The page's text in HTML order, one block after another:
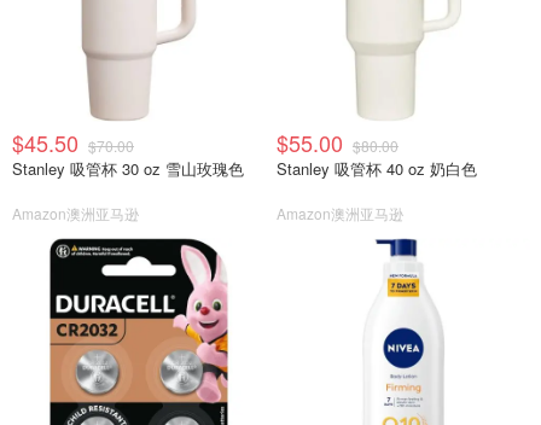
$45.50 $70.00
Stanley 吸管杯 30 oz 雪山玫瑰色
Amazon澳洲亚马逊
$55.00 $80.00
Stanley 吸管杯 40 oz 奶白色
Amazon澳洲亚马逊